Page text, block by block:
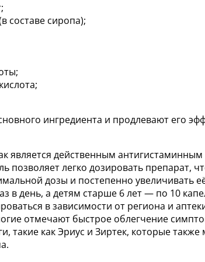
составе сиропа);
ингредиента и продлевают его
является действенным
позволяет легко дозировать препарат,
дозы и постепенно увеличивать
в день, а детям старше 6 лет — по 10
в зависимости от региона и
отмечают быстрое облегчение
такие как Эриус и Зиртек, которые